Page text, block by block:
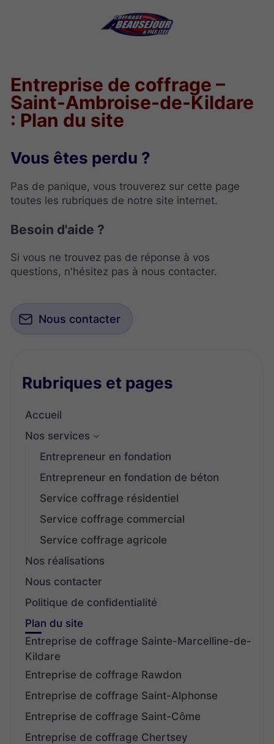
Entreprise de coffrage –
Saint-Ambroise-de-Kildare
: Plan du site
Vous êtes perdu ?
Pas de panique, vous trouverez sur cette page
toutes les rubriques de notre site internet.​​
Besoin d'aide ?
Si vous ne trouvez pas de réponse à vos
questions, n'hésitez pas à nous contacter.
Nous contacter
Rubriques et pages
Accueil
Nos services
Entrepreneur en fondation
Entrepreneur en fondation de béton
Service coffrage résidentiel
Service coffrage commercial
Service coffrage agricole
Nos réalisations
Nous contacter
Politique de confidentialité
Plan du site
Entreprise de coffrage Sainte-Marcelline-de-
Kildare
Entreprise de coffrage Rawdon
Entreprise de coffrage Saint-Alphonse
Entreprise de coffrage Saint-Côme
Entreprise de coffrage Chertsey